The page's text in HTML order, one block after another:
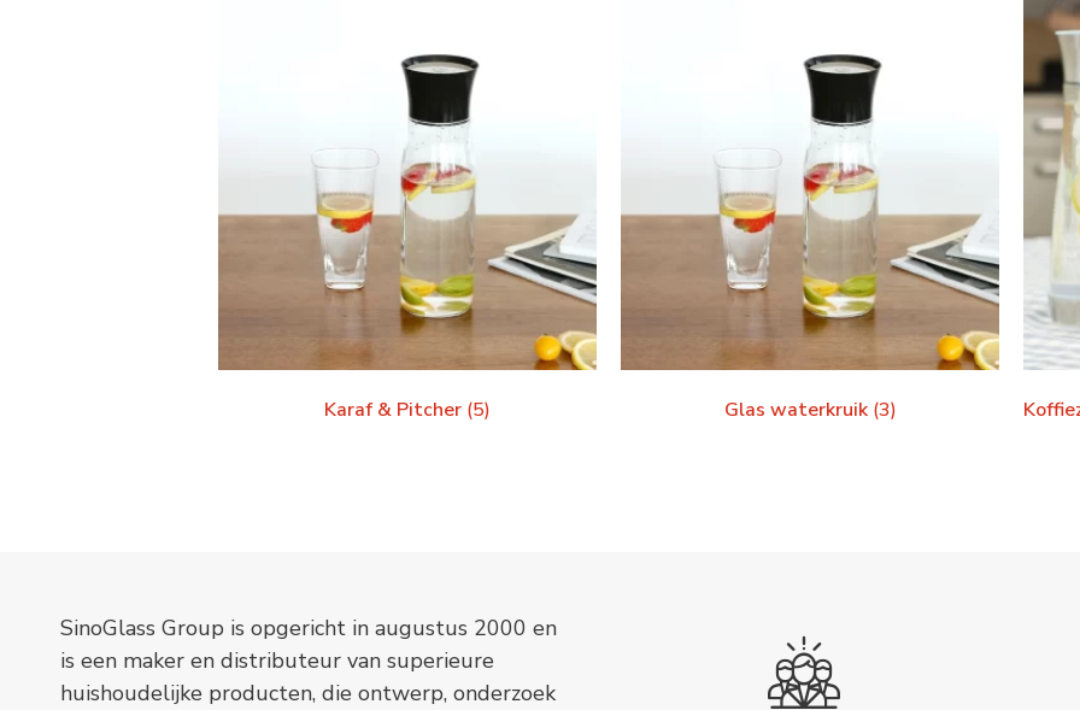
Karaf & Pitcher (5) Glas waterkruik (3)
SinoGlass Group is opgericht in augustus 2000 en
is een maker en distributeur van superieure
huishoudelijke producten, die ontwerp, onderzoek